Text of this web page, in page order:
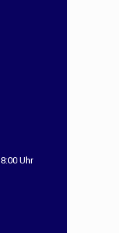
Uhr